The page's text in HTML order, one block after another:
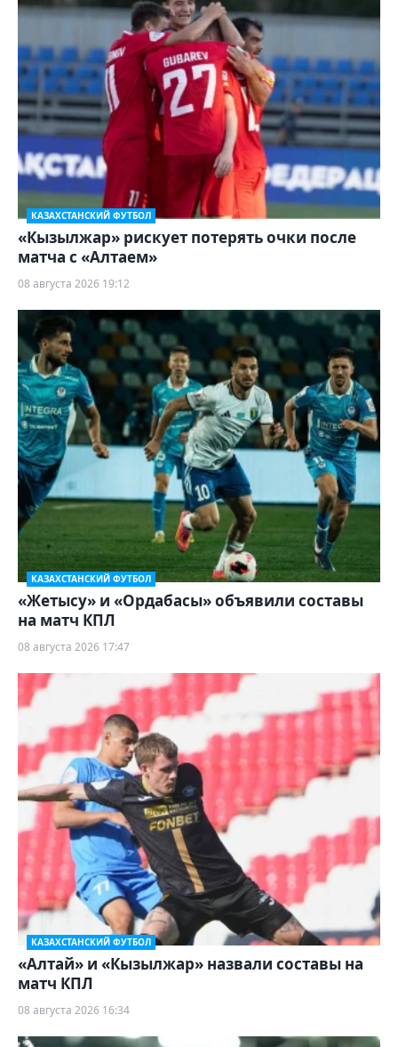
КАЗАХСТАНСКИЙ ФУТБОЛ
«Кызылжар» рискует потерять очки после
матча с «Алтаем»
08 августа 2026 19:12
КАЗАХСТАНСКИЙ ФУТБОЛ
«Жетысу» и «Ордабасы» объявили составы
на матч КПЛ
08 августа 2026 17:47
КАЗАХСТАНСКИЙ ФУТБОЛ
«Алтай» и «Кызылжар» назвали составы на
матч КПЛ
08 августа 2026 16:34